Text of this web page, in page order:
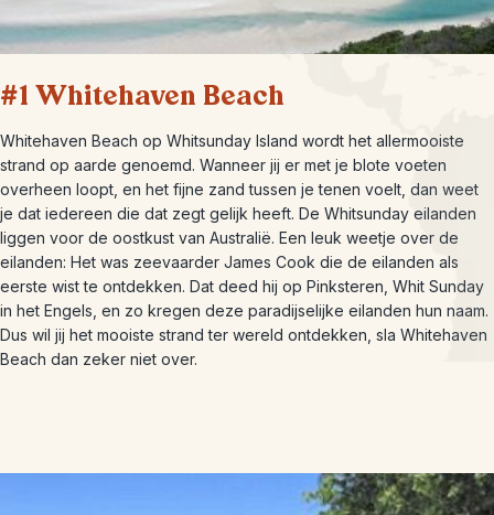
#1 Whitehaven Beach
Whitehaven Beach op Whitsunday Island wordt het allermooiste
strand op aarde genoemd. Wanneer jij er met je blote voeten
overheen loopt, en het fijne zand tussen je tenen voelt, dan weet
je dat iedereen die dat zegt gelijk heeft. De Whitsunday eilanden
liggen voor de oostkust van Australië. Een leuk weetje over de
eilanden: Het was zeevaarder James Cook die de eilanden als
eerste wist te ontdekken. Dat deed hij op Pinksteren, Whit Sunday
in het Engels, en zo kregen deze paradijselijke eilanden hun naam.
Dus wil jij het mooiste strand ter wereld ontdekken, sla Whitehaven
Beach dan zeker niet over.